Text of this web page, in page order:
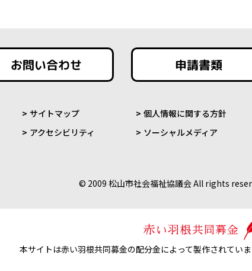
お問い合わせ 申請書類
サイトマップ
個人情報に関する方針
アクセシビリティ
ソーシャルメディア
© 2009 松山市社会福祉協議会 All rights
本サイトは赤い羽根共同募金の配分金によって製作されていま